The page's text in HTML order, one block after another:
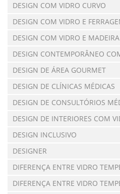
DESIGN COM VIDRO CURVO
DESIGN COM VIDRO E
DESIGN COM VIDRO E MADEIRA
DESIGN CONTEMPORÂNEO
DESIGN DE ÁREA GOURMET
DESIGN DE CLÍNICAS MÉDICAS
DESIGN DE CONSULTÓRIOS
DESIGN DE INTERIORES COM
DESIGN INCLUSIVO
DESIGNER
DIFERENÇA ENTRE VIDRO
DIFERENÇA ENTRE VIDRO